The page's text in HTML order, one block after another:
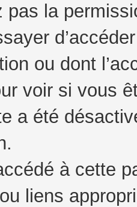
pas la
ou dont
voir si vous
a été
à cette
liens